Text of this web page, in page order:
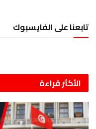
تابعنا على الفايسبوك
الأكثر قراءة